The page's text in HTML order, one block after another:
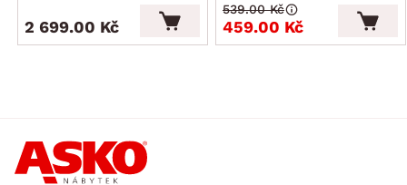
2 699.00 Kč 459.00 Kč
539.00 Kč